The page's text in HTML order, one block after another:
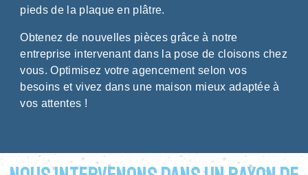
pieds de la plaque en plâtre.
Obtenez de nouvelles pièces grâce à notre
entreprise intervenant dans la pose de cloisons chez
vous. Optimisez votre agencement selon vos
besoins et vivez dans une maison mieux adaptée à
vos attentes !